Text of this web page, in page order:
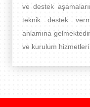
ve destek
teknik destek
anlamına
ve kurulum hizmetleri